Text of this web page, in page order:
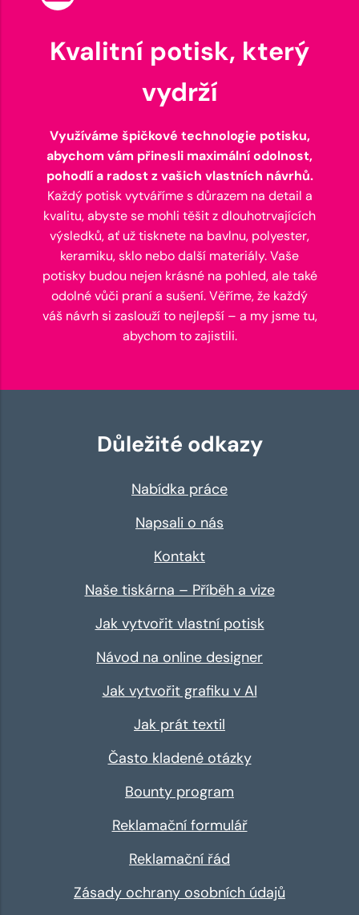
Kvalitní potisk, který
vydrží
Využíváme špičkové technologie potisku,
abychom vám přinesli maximální odolnost,
pohodlí a radost z vašich vlastních návrhů.
Každý potisk vytváříme s důrazem na detail a
kvalitu, abyste se mohli těšit z dlouhotrvajících
výsledků, ať už tisknete na bavlnu, polyester,
keramiku, sklo nebo další materiály. Vaše
potisky budou nejen krásné na pohled, ale také
odolné vůči praní a sušení. Věříme, že každý
váš návrh si zaslouží to nejlepší – a my jsme tu,
abychom to zajistili.
Důležité odkazy
Nabídka práce
Napsali o nás
Kontakt
Naše tiskárna – Příběh a vize
Jak vytvořit vlastní potisk
Návod na online designer
Jak vytvořit grafiku v AI
Jak prát textil
Často kladené otázky
Bounty program
Reklamační formulář
Reklamační řád
Zásady ochrany osobních údajů